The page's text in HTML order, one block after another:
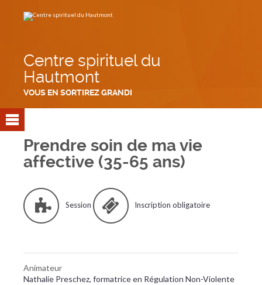
contenu.
Centre spirituel du
Hautmont
VOUS EN SORTIREZ GRANDI
Prendre soin de ma vie
affective (35-65 ans)
Session Inscription obligatoire
Animateur
Nathalie Preschez, formatrice en Régulation Non-Violente